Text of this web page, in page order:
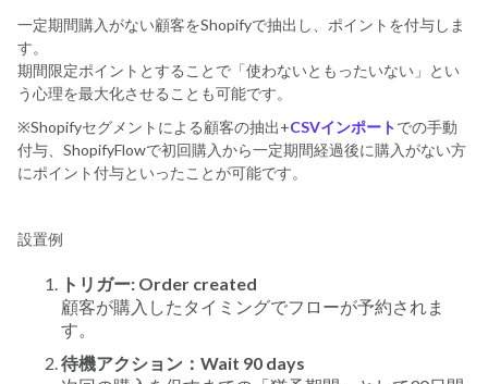
一定期間購入がない顧客をShopifyで抽出し、ポイントを付与しま
す。
期間限定ポイントとすることで「使わないともったいない」とい
う心理を最大化させることも可能です。
※Shopifyセグメントによる顧客の抽出+CSVインポートでの手動
付与、ShopifyFlowで初回購入から一定期間経過後に購入がない方
にポイント付与といったことが可能です。
設置例
トリガー: Order created
顧客が購入したタイミングでフローが予約されま
す。
待機アクション：Wait 90 days